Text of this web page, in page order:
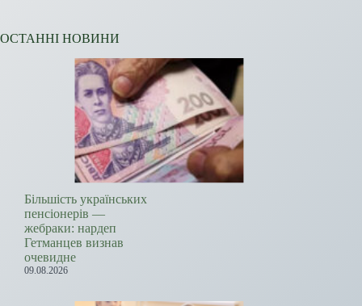
ОСТАННІ НОВИНИ
Більшість українських
пенсіонерів —
жебраки: нардеп
Гетманцев визнав
очевидне
09.08.2026